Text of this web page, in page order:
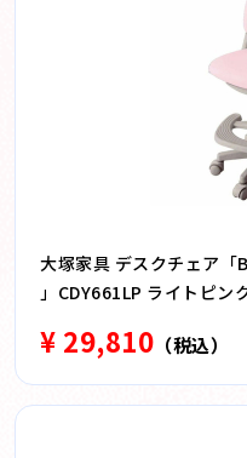
大塚家具 デスクチェア
」CDY661LP ライトピン
¥ 29,810 （税込）